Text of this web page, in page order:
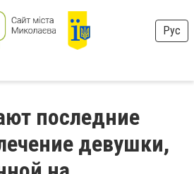
Рус
последние
девушки,